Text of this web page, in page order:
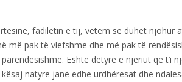
fadiletin e tij, vetëm se duhet njohur
më pak të vlefshme dhe më pak të
Është detyrë e njeriut që t’i
natyre janë edhe urdhëresat dhe